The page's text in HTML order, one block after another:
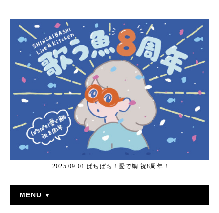
2025.09.01 ぱちぱち！愛で鯛 祝8周年！
MENU ▼